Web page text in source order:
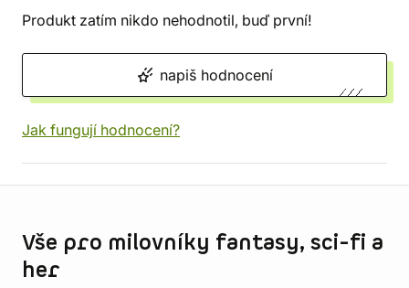
Produkt zatím nikdo nehodnotil, buď první!
napiš hodnocení
Jak fungují hodnocení?
Vše pro milovníky fantasy, sci-fi a
her